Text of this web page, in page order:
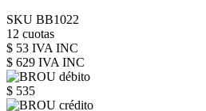
SKU BB1022
12 cuotas
$ 53 IVA INC
$ 629 IVA INC
$ 535